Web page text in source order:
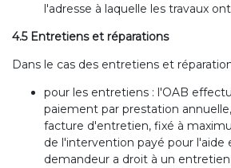
l'adresse à laquelle les travaux
4.5 Entretiens et réparations
Dans le cas des entretiens et
pour les entretiens : l'OAB
paiement par prestation
facture d'entretien, fixé à
de l'intervention payé pour l'aide
demandeur a droit à un